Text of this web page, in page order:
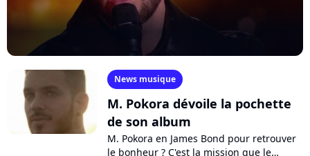
News musique
M. Pokora dévoile la pochette
de son album
M. Pokora en James Bond pour retrouver
le bonheur ? C'est la mission que le